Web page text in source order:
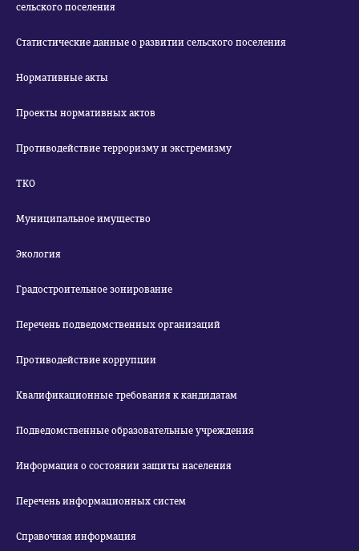
сельского поселения
Статистические данные о развитии сельского поселения
Нормативные акты
Проекты нормативных актов
Противодействие терроризму и экстремизму
ТКО
Муниципальное имущество
Экология
Градостроительное зонирование
Перечень подведомственных организаций
Противодействие коррупции
Квалификационные требования к кандидатам
Подведомственные образовательные учреждения
Информация о состоянии защиты населения
Перечень информационных систем
Справочная информация